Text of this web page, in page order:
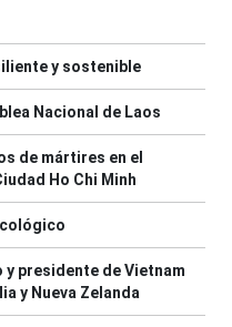
y sostenible
Nacional de Laos
de mártires en el
Ho Chi Minh
presidente de Vietnam
y Nueva Zelanda